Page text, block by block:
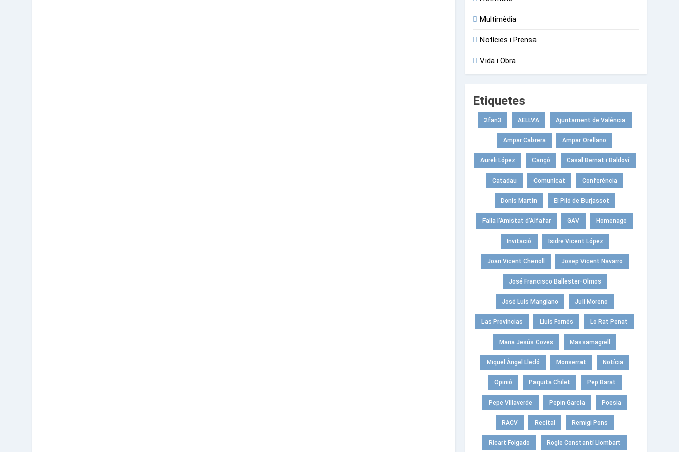
Multimèdia
Notícies i Prensa
Vida i Obra
Etiquetes
2fan3 AELLVA Ajuntament de Valéncia
Ampar Cabrera Ampar Orellano
Aureli López Cançó Casal Bernat i Baldoví
Catadau Comunicat Conferència
Donís Martin El Piló de Burjassot
Falla l'Amistat d'Alfafar GAV Homenage
Invitació Isidre Vicent López
Joan Vicent Chenoll Josep Vicent Navarro
José Francisco Ballester-Olmos
José Luis Manglano Juli Moreno
Las Provincias Lluís Fornés Lo Rat Penat
Maria Jesús Coves Massamagrell
Miquel Àngel Lledó Monserrat Notícia
Opinió Paquita Chilet Pep Barat
Pepe Villaverde Pepin Garcia Poesia
RACV Recital Remigi Pons
Ricart Folgado Rogle Constantí Llombart